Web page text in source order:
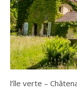
l’île verte –